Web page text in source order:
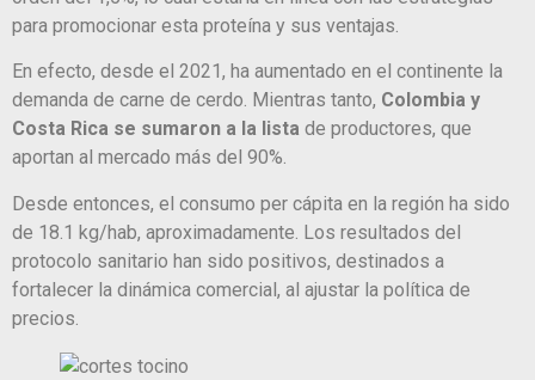
para promocionar esta proteína y sus ventajas.
En efecto, desde el 2021, ha aumentado en el continente la
demanda de carne de cerdo. Mientras tanto, Colombia y
Costa Rica se sumaron a la lista de productores, que
aportan al mercado más del 90%.
Desde entonces, el consumo per cápita en la región ha sido
de 18.1 kg/hab, aproximadamente. Los resultados del
protocolo sanitario han sido positivos, destinados a
fortalecer la dinámica comercial, al ajustar la política de
precios.